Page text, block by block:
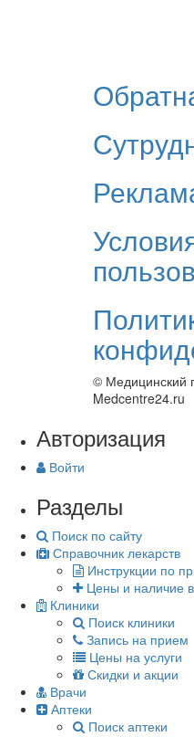
© Медицинский
Medcentre24.ru
Авторизация
Войти
Разделы
Поиск по сайту
Справочник лекарств
Инструкции по
Цены и наличие
Клиники
Поиск клиники
Запись на прием
Цены на услуги
Скидки и акции
Врачи
Аптеки
Поиск аптеки